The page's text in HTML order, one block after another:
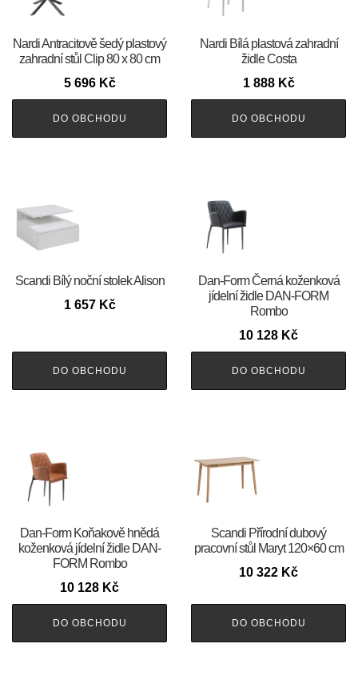
Nardi Antracitově šedý plastový
zahradní stůl Clip 80 x 80 cm
5 696 Kč
DO OBCHODU
Nardi Bílá plastová zahradní
židle Costa
1 888 Kč
DO OBCHODU
Scandi Bílý noční stolek Alison
1 657 Kč
DO OBCHODU
​​​​​Dan-Form Černá koženková
jídelní židle DAN-FORM
Rombo
10 128 Kč
DO OBCHODU
​​​​​Dan-Form Koňakově hnědá
koženková jídelní židle DAN-
FORM Rombo
10 128 Kč
DO OBCHODU
Scandi Přírodní dubový
pracovní stůl Maryt 120×60 cm
10 322 Kč
DO OBCHODU